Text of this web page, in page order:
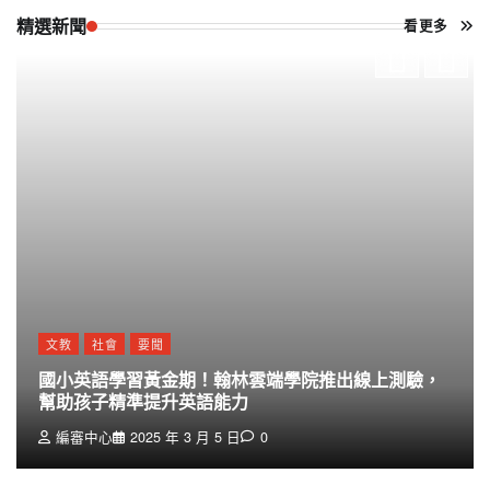
精選新聞 看更多
文教 社會 要聞
國小英語學習黃金期！翰林雲端學院推出線上測驗，
幫助孩子精準提升英語能力
編審中心 2025 年 3 月 5 日 0